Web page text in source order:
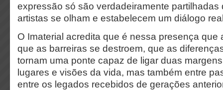
expressão só são verdadeiramente partilhadas
artistas se olham e estabelecem um diálogo
O Imaterial acredita que é nessa presença que
que as barreiras se destroem, que as
tornam uma ponte capaz de ligar duas
lugares e visões da vida, mas também entre
entre os legados recebidos de gerações